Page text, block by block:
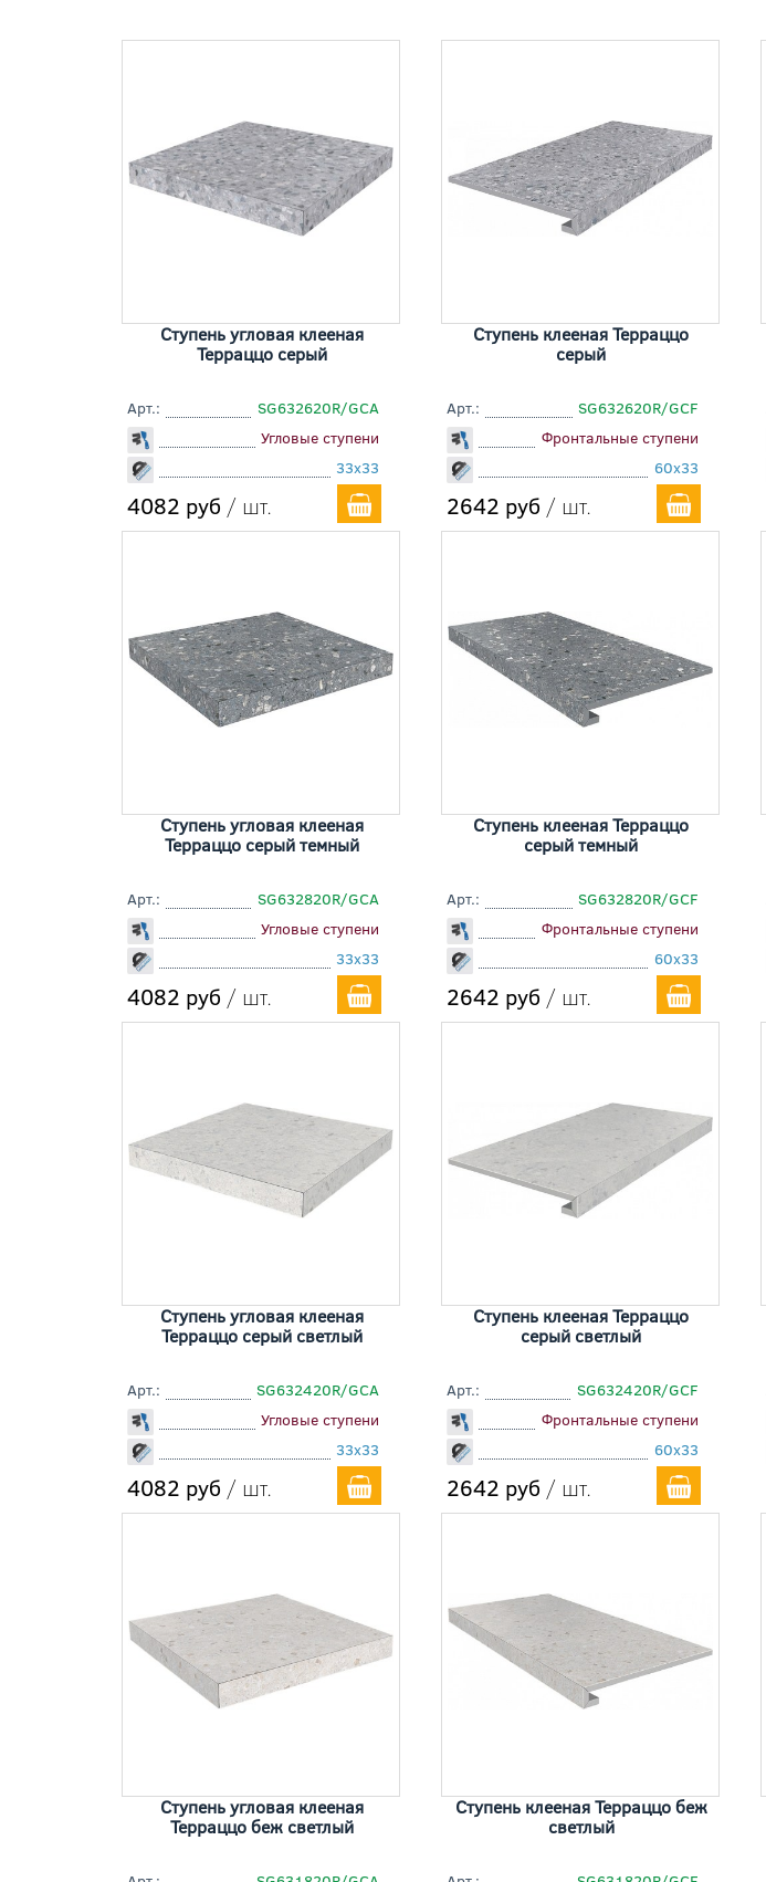
Ступень угловая клееная
Терраццо серый
Арт.:
SG632620R/GCA
Угловые ступени
33x33
4082 руб / шт.
Ступень клееная Терраццо
серый
Арт.:
SG632620R/GCF
Фронтальные ступени
60x33
2642 руб / шт.
Ступень угловая клееная
Терраццо серый темный
Арт.:
SG632820R/GCA
Угловые ступени
33x33
4082 руб / шт.
Ступень клееная Терраццо
серый темный
Арт.:
SG632820R/GCF
Фронтальные ступени
60x33
2642 руб / шт.
Ступень угловая клееная
Терраццо серый светлый
Арт.:
SG632420R/GCA
Угловые ступени
33x33
4082 руб / шт.
Ступень клееная Терраццо
серый светлый
Арт.:
SG632420R/GCF
Фронтальные ступени
60x33
2642 руб / шт.
Ступень угловая клееная
Терраццо беж светлый
Ступень клееная Терраццо беж
светлый